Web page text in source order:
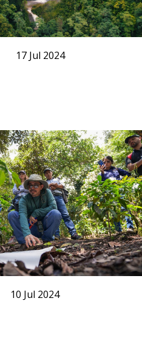
17 Jul 2024
10 Jul 2024